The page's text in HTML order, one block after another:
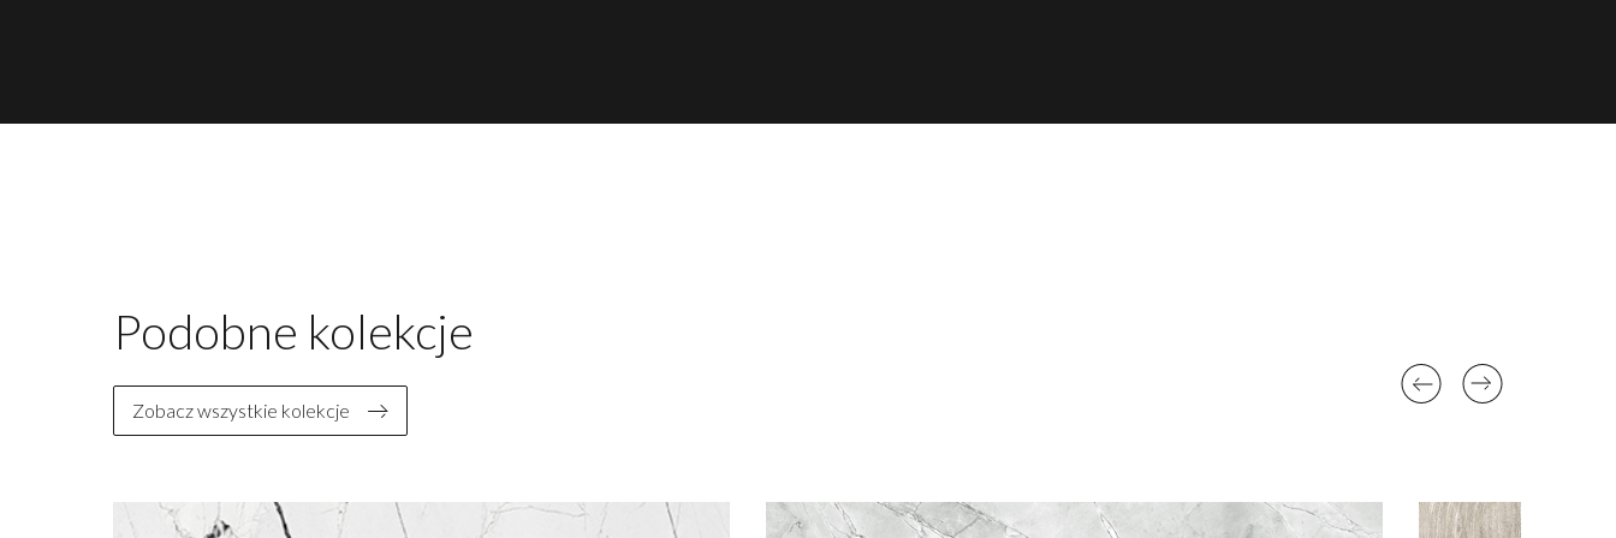
Podobne kolekcje
Zobacz wszystkie kolekcje